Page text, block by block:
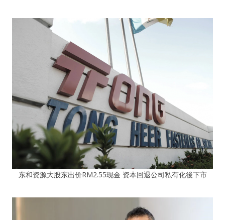
东和资源大股东出价RM2.55现金 资本回退公司私有化後下市